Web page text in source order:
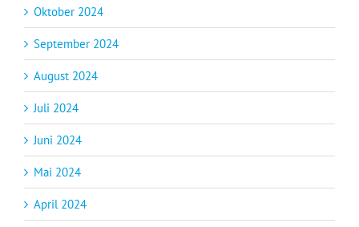
Oktober 2024
September 2024
August 2024
Juli 2024
Juni 2024
Mai 2024
April 2024